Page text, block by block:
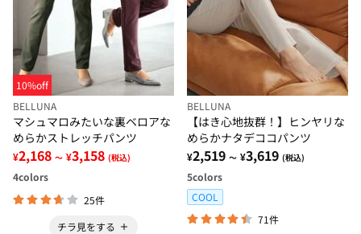
10%off
BELLUNA
マシュマロみたいな裏ベロアな
めらかストレッチパンツ
¥2,168 ～ ¥3,158 (税込)
4colors
25件
チラ見をする
BELLUNA
【はき心地抜群！】ヒンヤリな
めらかナタデココパンツ
¥2,519 ～ ¥3,619 (税込)
5colors
COOL
71件